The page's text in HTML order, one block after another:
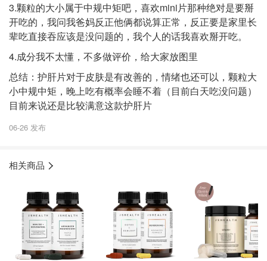
3.颗粒的大小属于中规中矩吧，喜欢mini片那种绝对是要掰
开吃的，我问我爸妈反正他俩都说算正常，反正要是家里长
辈吃直接吞应该是没问题的，我个人的话我喜欢掰开吃。
4.成分我不太懂，不多做评价，给大家放图里
总结：护肝片对于皮肤是有改善的，情绪也还可以，颗粒大
小中规中矩，晚上吃有概率会睡不着（目前白天吃没问题）
目前来说还是比较满意这款护肝片
06-26 发布
相关商品